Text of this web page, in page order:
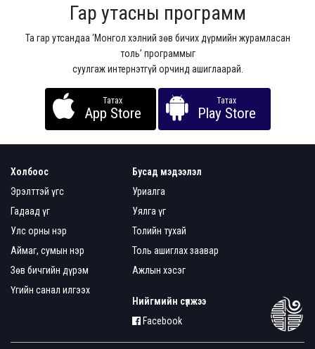
Гар утасны программ
Та гар утсандаа ‘Монгол хэлний зөв бичих дүрмийн журамласан
толь’ программыг
суулгаж интернэтгүй орчинд ашиглаарай.
Татах
App Store
Татах
Play Store
Холбоос
Эрэлттэй үгс
Гадаад үг
Улс орны нэр
Аймаг, сумын нэр
Зөв бичгийн дүрэм
Үгийн санал илгээх
Бусад мэдээлэл
Уриалга
Уялга үг
Толийн тухай
Толь ашиглах заавар
Ажлын хэсэг
Нийгмийн сүлжээ
Facebook